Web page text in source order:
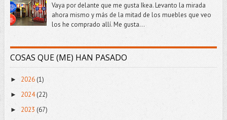
Vaya por delante que me gusta Ikea. Levanto la mirada
ahora mismo y más de la mitad de los muebles que veo
los he comprado allí. Me gusta...
COSAS QUE (ME) HAN PASADO
► 2026 (1)
► 2024(22)
► 2023 (67)